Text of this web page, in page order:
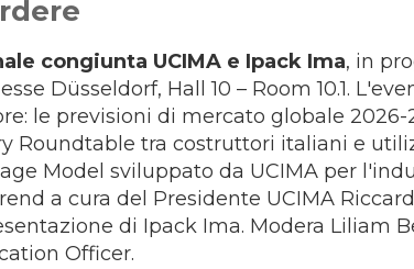
congiunta UCIMA e Ipack Ima, in
Düsseldorf, Hall 10 – Room 10.1.
le previsioni di mercato globale 2026-
Roundtable tra costruttori italiani e
Model sviluppato da UCIMA per
a cura del Presidente UCIMA
di Ipack Ima. Modera Liliam
Officer.